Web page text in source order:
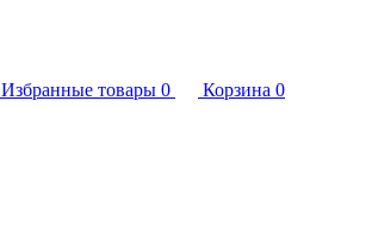
Избранные товары 0 Корзина 0